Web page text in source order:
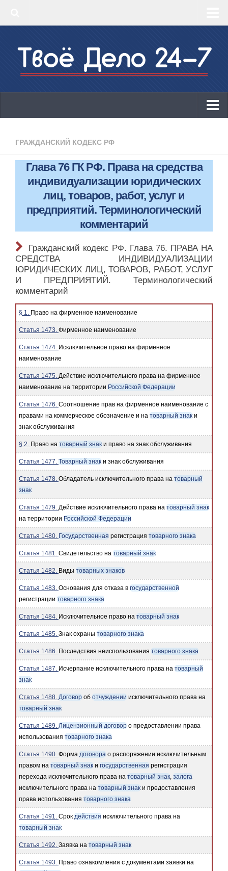
‣ КБК 2019
КБК 2019
ОКВЭД 2019
Законодательство
ГРАЖДАНСКИЙ КОДЕКС РФ
Глава 76 ГК РФ. Права на средства
индивидуализации юридических
лиц, товаров, работ, услуг и
предприятий. Терминологический
комментарий
Гражданский кодекс РФ. Глава 76. ПРАВА НА
СРЕДСТВА ИНДИВИДУАЛИЗАЦИИ
ЮРИДИЧЕСКИХ ЛИЦ, ТОВАРОВ, РАБОТ, УСЛУГ
И ПРЕДПРИЯТИЙ. Терминологический
комментарий
§ 1. Право на фирменное наименование
Статья 1473. Фирменное наименование
Статья 1474. Исключительное право на фирменное
наименование
Статья 1475. Действие исключительного права на фирменное
наименование на территории Российской Федерации
Статья 1476. Соотношение прав на фирменное наименование с
правами на коммерческое обозначение и на товарный знак и
знак обслуживания
§ 2. Право на товарный знак и право на знак обслуживания
Статья 1477. Товарный знак и знак обслуживания
Статья 1478. Обладатель исключительного права на товарный
знак
Статья 1479. Действие исключительного права на товарный знак
на территории Российской Федерации
Статья 1480. Государственная регистрация товарного знака
Статья 1481. Свидетельство на товарный знак
Статья 1482. Виды товарных знаков
Статья 1483. Основания для отказа в государственной
регистрации товарного знака
Статья 1484. Исключительное право на товарный знак
Статья 1485. Знак охраны товарного знака
Статья 1486. Последствия неиспользования товарного знака
Статья 1487. Исчерпание исключительного права на товарный
знак
Статья 1488. Договор об отчуждении исключительного права на
товарный знак
Статья 1489. Лицензионный договор о предоставлении права
использования товарного знака
Статья 1490. Форма договора о распоряжении исключительным
правом на товарный знак и государственная регистрация
перехода исключительного права на товарный знак, залога
исключительного права на товарный знак и предоставления
права использования товарного знака
Статья 1491. Срок действия исключительного права на
товарный знак
Статья 1492. Заявка на товарный знак
Статья 1493. Право ознакомления с документами заявки на